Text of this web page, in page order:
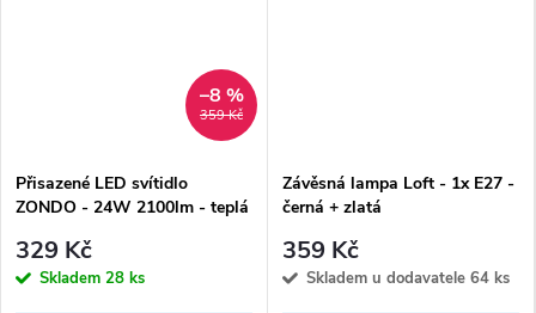
359 Kč
–8 %
Přisazené LED svítidlo
ZONDO - 24W 2100lm - teplá
329 Kč
Skladem 28 ks
Závěsná lampa Loft - 1x E27 -
černá + zlatá
359 Kč
Skladem u dodavatele 64 ks